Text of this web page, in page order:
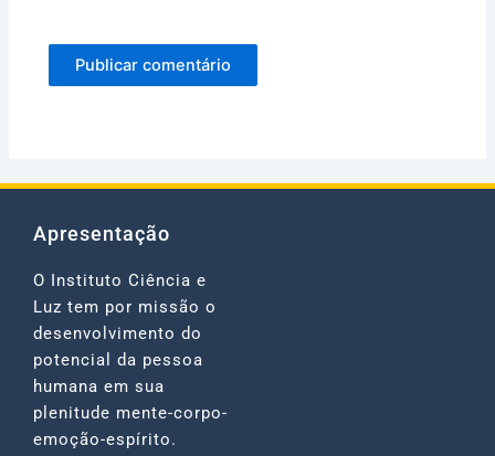
Apresentação
O Instituto Ciência e
Luz tem por missão o
desenvolvimento do
potencial da pessoa
humana em sua
plenitude mente-corpo-
emoção-espírito.